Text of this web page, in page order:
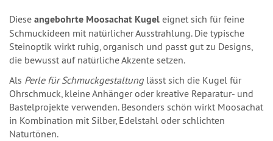
Diese angebohrte Moosachat Kugel eignet sich für feine
Schmuckideen mit natürlicher Ausstrahlung. Die typische
Steinoptik wirkt ruhig, organisch und passt gut zu Designs,
die bewusst auf natürliche Akzente setzen.
Als Perle für Schmuckgestaltunglässt sich die Kugel für
Ohrschmuck, kleine Anhänger oder kreative Reparatur- und
Bastelprojekte verwenden. Besonders schön wirkt Moosachat
in Kombination mit Silber, Edelstahl oder schlichten
Naturtönen.